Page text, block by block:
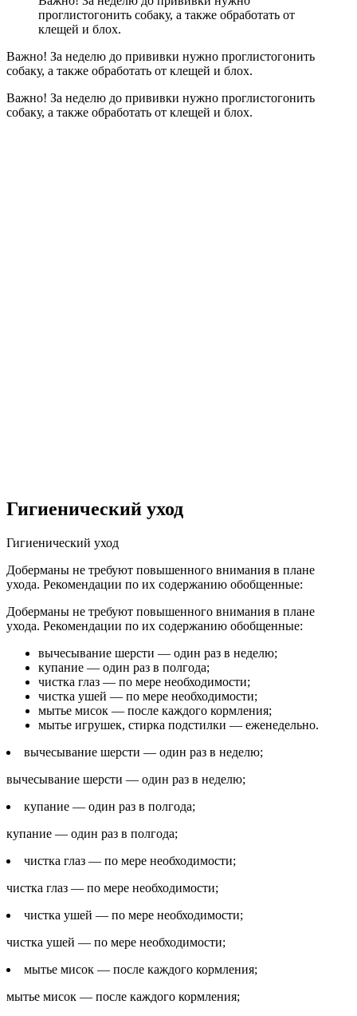
проглистогонить собаку, а также обработать от
клещей и блох.
Важно! За неделю до прививки нужно проглистогонить
собаку, а также обработать от клещей и блох.
Важно! За неделю до прививки нужно проглистогонить
собаку, а также обработать от клещей и блох.
Гигиенический уход
Гигиенический уход
Доберманы не требуют повышенного внимания в плане
ухода. Рекомендации по их содержанию обобщенные:
Доберманы не требуют повышенного внимания в плане
ухода. Рекомендации по их содержанию обобщенные:
вычесывание шерсти — один раз в неделю;
купание — один раз в полгода;
чистка глаз — по мере необходимости;
чистка ушей — по мере необходимости;
мытье мисок — после каждого кормления;
мытье игрушек, стирка подстилки — еженедельно.
вычесывание шерсти — один раз в неделю;
вычесывание шерсти — один раз в неделю;
купание — один раз в полгода;
купание — один раз в полгода;
чистка глаз — по мере необходимости;
чистка глаз — по мере необходимости;
чистка ушей — по мере необходимости;
чистка ушей — по мере необходимости;
мытье мисок — после каждого кормления;
мытье мисок — после каждого кормления;